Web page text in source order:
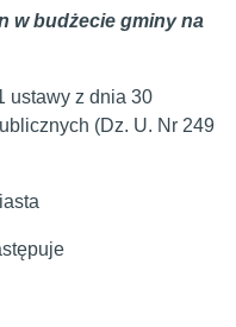
w budżecie gminy na
ustawy z dnia 30
(Dz. U. Nr 249